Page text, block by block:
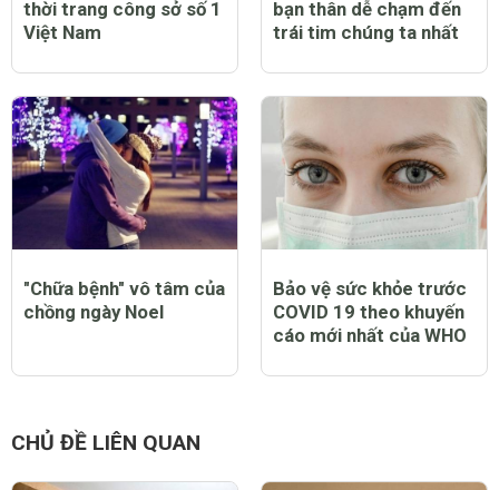
Ivy Moda - Thương hiệu
thời trang công sở số 1
Việt Nam
50 câu nói hay về tình
bạn thân dễ chạm đến
trái tim chúng ta nhất
chồng ngày Noel
COVID 19 theo khuyến